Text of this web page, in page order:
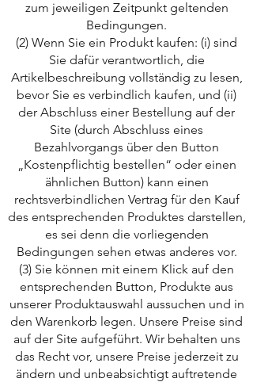
zum jeweiligen Zeitpunkt geltenden
Bedingungen.
(2) Wenn Sie ein Produkt kaufen: (i) sind
Sie dafür verantwortlich, die
Artikelbeschreibung vollständig zu lesen,
bevor Sie es verbindlich kaufen, und (ii)
der Abschluss einer Bestellung auf der
Site (durch Abschluss eines
Bezahlvorgangs über den Button
„Kostenpflichtig bestellen“ oder einen
ähnlichen Button) kann einen
rechtsverbindlichen Vertrag für den Kauf
des entsprechenden Produktes darstellen,
es sei denn die vorliegenden
Bedingungen sehen etwas anderes vor.
(3) Sie können mit einem Klick auf den
entsprechenden Button, Produkte aus
unserer Produktauswahl aussuchen und in
den Warenkorb legen. Unsere Preise sind
auf der Site aufgeführt. Wir behalten uns
das Recht vor, unsere Preise jederzeit zu
ändern und unbeabsichtigt auftretende